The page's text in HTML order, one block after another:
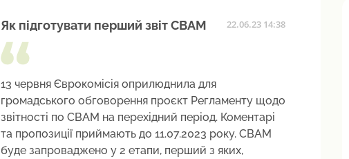
Як підготувати перший звіт CBAM 22.06.23 14:38
13 червня Єврокомісія оприлюднила для
громадського обговорення проєкт Регламенту щодо
звітності по CBAM на перехідний період. Коментарі
та пропозиції приймають до 11.07.2023 року. CBAM
буде запроваджено у 2 етапи, перший з яких,